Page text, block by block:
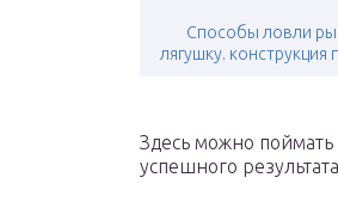
Способы ловли
лягушку. конструкция
Здесь можно
успешного